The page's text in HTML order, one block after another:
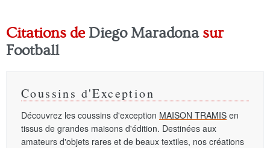
Citations de Diego Maradonasur
Football
Coussins d'Exception
Découvrez les coussins d'exception MAISON TRAMIS en
tissus de grandes maisons d'édition. Destinées aux
amateurs d'objets rares et de beaux textiles, nos créations